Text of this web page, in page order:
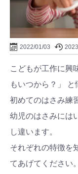
2022/01/03
こどもが工作に興
もいつから？」 と
初めてのはさみ練
幼児のはさみには
し違います。
それぞれの特徴を
てあげてください。